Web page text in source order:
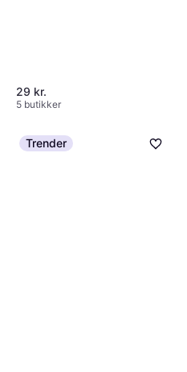
29 kr.
5 butikker
Trender